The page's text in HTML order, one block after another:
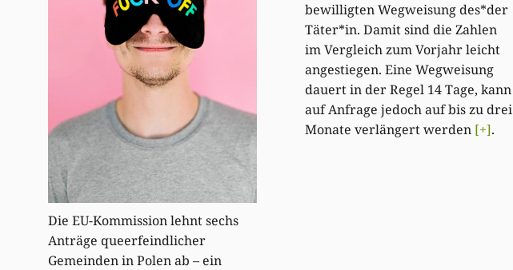
Die EU-Kommission lehnt sechs
Anträge queerfeindlicher
Gemeinden in Polen ab – ein
bewilligten Wegweisung des*der
Täter*in. Damit sind die Zahlen
im Vergleich zum Vorjahr leicht
angestiegen. Eine Wegweisung
dauert in der Regel 14 Tage, kann
auf Anfrage jedoch auf bis zu drei
Monate verlängert werden [+].